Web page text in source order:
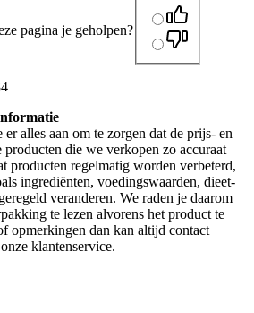
pagina je geholpen?
alles aan om te zorgen dat de prijs- en
die we verkopen zo accuraat
producten regelmatig worden verbeterd,
ingrediënten, voedingswaarden, dieet-
veranderen. We raden je daarom
te lezen alvorens het product te
opmerkingen dan kan altijd contact
klantenservice.